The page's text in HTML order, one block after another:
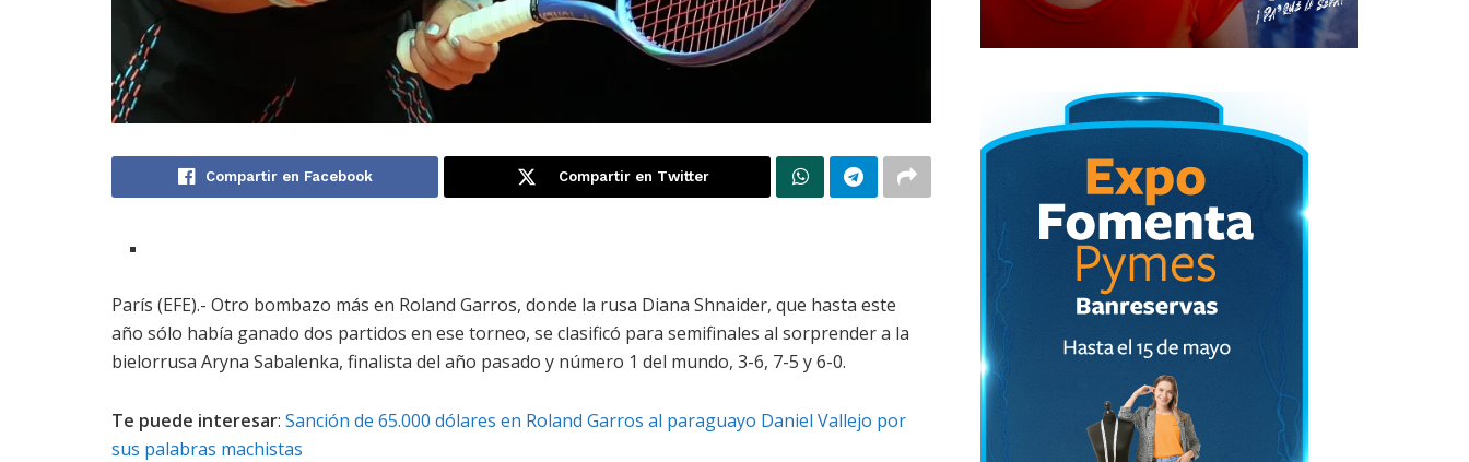
Compartir en Facebook Compartir en Twitter
París (EFE).- Otro bombazo más en Roland Garros, donde la rusa Diana Shnaider, que hasta este
año sólo había ganado dos partidos en ese torneo, se clasificó para semifinales al sorprender a la
bielorrusa Aryna Sabalenka, finalista del año pasado y número 1 del mundo, 3-6, 7-5 y 6-0.
Te puede interesar: Sanción de 65.000 dólares en Roland Garros al paraguayo Daniel Vallejo por
sus palabras machistas